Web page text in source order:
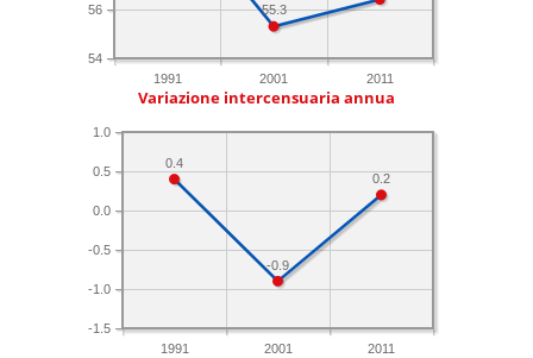
1991 2001 2011
54
56
55.3
Variazione intercensuaria annua
1991 2001 2011
-1.5
-1.0
-0.5
0.0
0.5
1.0
0.2
-0.9
0.4